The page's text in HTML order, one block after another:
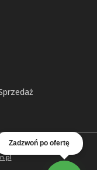
Zadzwoń po ofertę